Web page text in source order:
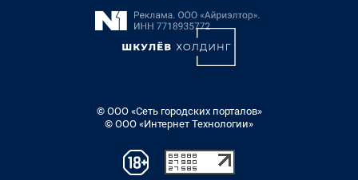
© ООО «Сеть городских порталов»
© ООО «Интернет Технологии»